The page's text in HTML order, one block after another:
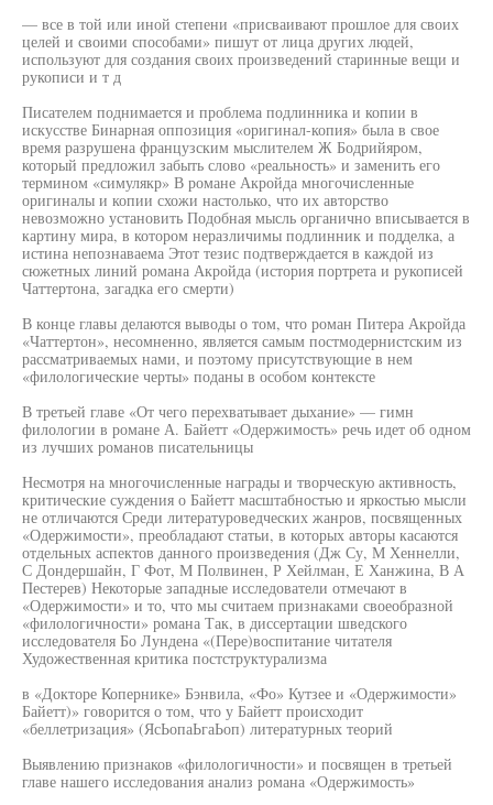
— все в той или иной степени «присваивают прошлое для своих
целей и своими способами» пишут от лица других людей,
используют для создания своих произведений старинные вещи и
рукописи и т д
Писателем поднимается и проблема подлинника и копии в
искусстве Бинарная оппозиция «оригинал-копия» была в свое
время разрушена французским мыслителем Ж Бодрийяром,
который предложил забыть слово «реальность» и заменить его
термином «симулякр» В романе Акройда многочисленные
оригиналы и копии схожи настолько, что их авторство
невозможно установить Подобная мысль органично вписывается в
картину мира, в котором неразличимы подлинник и подделка, а
истина непознаваема Этот тезис подтверждается в каждой из
сюжетных линий романа Акройда (история портрета и рукописей
Чаттертона, загадка его смерти)
В конце главы делаются выводы о том, что роман Питера Акройда
«Чаттертон», несомненно, является самым постмодернистским из
рассматриваемых нами, и поэтому присутствующие в нем
«филологические черты» поданы в особом контексте
В третьей главе «От чего перехватывает дыхание» — гимн
филологии в романе А. Байетт «Одержимость» речь идет об одном
из лучших романов писательницы
Несмотря на многочисленные награды и творческую активность,
критические суждения о Байетт масштабностью и яркостью мысли
не отличаются Среди литературоведческих жанров, посвященных
«Одержимости», преобладают статьи, в которых авторы касаются
отдельных аспектов данного произведения (Дж Су, М Хеннелли,
С Дондершайн, Г Фот, М Полвинен, Р Хейлман, Е Ханжина, В А
Пестерев) Некоторые западные исследователи отмечают в
«Одержимости» и то, что мы считаем признаками своеобразной
«филологичности» романа Так, в диссертации шведского
исследователя Бо Лундена «(Пере)воспитание читателя
Художественная критика постструктурализма
в «Докторе Копернике» Бэнвила, «Фо» Кутзее и «Одержимости»
Байетт)» говорится о том, что у Байетт происходит
«беллетризация» (ЯсЬопаЬгаЬоп) литературных теорий
Выявлению признаков «филологичности» и посвящен в третьей
главе нашего исследования анализ романа «Одержимость»